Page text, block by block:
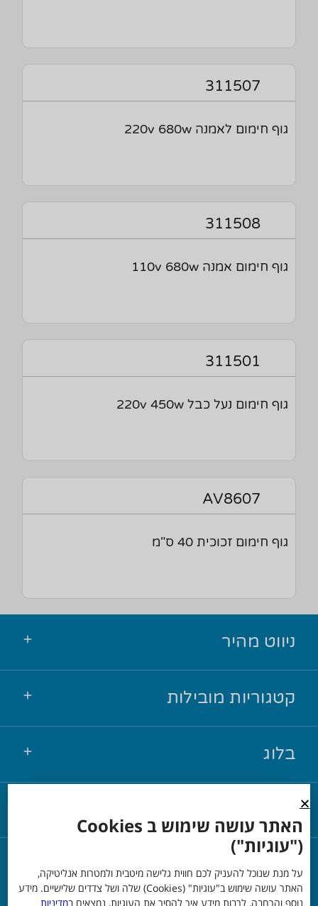
311507
גוף חימום לאמנה 220v 680w
311508
גוף חימום אמנה 110v 680w
311501
גוף חימום נעל כבל 220v 450w
AV8607
גוף חימום זכוכית 40 ס"מ
ניווט מהיר
קטגוריות מובילות
בלוג
האתר עושה שימוש ב Cookies
("עוגיות")
על מנת שנוכל להעניק לכם חווית גלישה מיטבית ולמטרות אנליטיקה,
האתר עושה שימוש ב"עוגיות" (Cookies) שלה ושל צדדים שלישיים. מידע
נוסף והרחבה, לרבות מידע איך להסיר את העוגיות, נמצאים במדיניות